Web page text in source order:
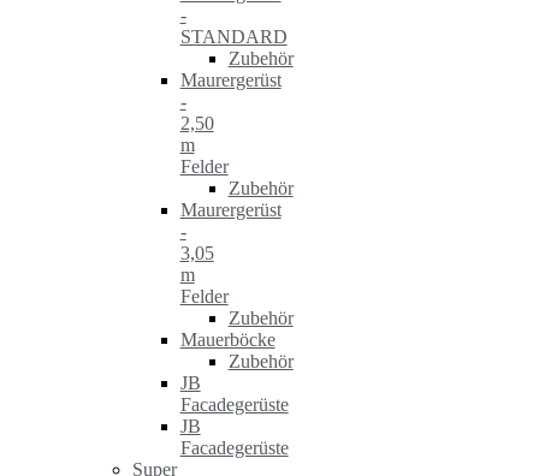
-
STANDARD
Zubehör
Maurergerüst
-
2,50
m
Felder
Zubehör
Maurergerüst
-
3,05
m
Felder
Zubehör
Mauerböcke
Zubehör
JB
Facadegerüste
JB
Facadegerüste
Super